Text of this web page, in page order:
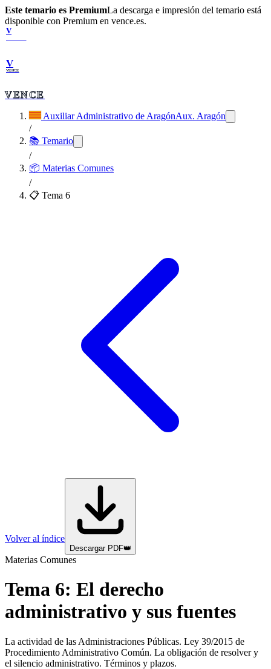
Este temario es PremiumLa descarga e impresión del temario está
disponible con Premium en vence.es.
V
V
VENCE
VENCE
Auxiliar Administrativo de AragónAux. Aragón
/
📚 Temario
/
📦 Materias Comunes
/
📋 Tema 6
Volver al índice
Descargar PDF👑
Materias Comunes
Tema 6: El derecho
administrativo y sus fuentes
La actividad de las Administraciones Públicas. Ley 39/2015 de
Procedimiento Administrativo Común. La obligación de resolver y
el silencio administrativo. Términos y plazos.